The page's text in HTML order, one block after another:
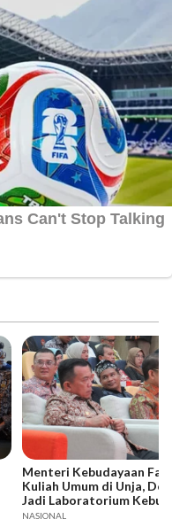
Menteri Kebudayaan
Kuliah Umum di Unja,
Jadi Laboratorium
NASIONAL